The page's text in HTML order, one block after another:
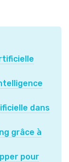
dans
grâce à
pour